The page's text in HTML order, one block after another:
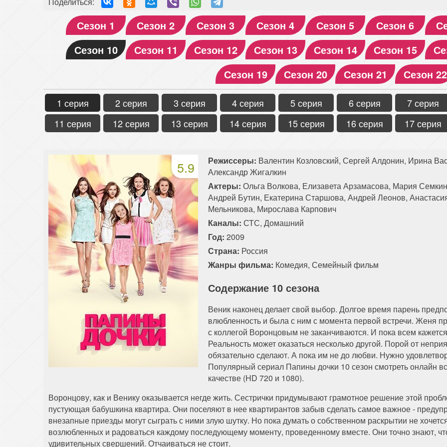
Сезон 1 Сезон 2 Сезон 3 Сезон 4 Сезон 5 Сезон 6
Сезон 10
Сезон 11 Сезон 12 Сезон 13 Сезон 14 Сезон 15
Сезон 19
Сезон 20 Сезон 21 Сезон 22
1 серия 2 серия 3 серия 4 серия 5 серия 6 серия
7 серия
11 серия
12 серия 13 серия 14 серия 15 серия 16 серия 17 серия
5.9 Режиссеры: Валентин Козловский, Сергей Алдонин, Ирина
Александр Жигалкин
Актеры: Ольга Волкова, Елизавета Арзамасова, Мария
Андрей Бутин, Екатерина Старшова, Андрей Леонов,
Мельникова, Мирослава Карпович
Каналы: СТС, Домашний
Год: 2009
Страна: Россия
Жанры фильма: Комедия, Семейный фильм
Содержание 10 сезона
Веник наконец делает свой выбор. Долгое время парень
влюбленность и была с ним с момента первой встречи. Женя
с коллегой Воронцовым не заканчиваются. И пока всем
Реальность может оказаться несколько другой. Порой от
обязательно сделают. А пока им не до любви. Нужно
Популярный сериал Папины дочки 10 сезон смотреть онлайн
качестве (HD 720 и 1080).
Воронцову, как и Венику оказывается негде жить. Сестрички придумывают грамотное решение этой
пустующая бабушкина квартира. Они поселяют в нее квартирантов забыв сделать самое важное -
внезапные приезды могут сыграть с ними злую шутку. Но пока думать о собственном раскрытии не
возлюбленных и радоваться каждому последующему моменту, проведенному вместе. Они точно знают,
удивительных свершений. Отчаиваться не стоит.